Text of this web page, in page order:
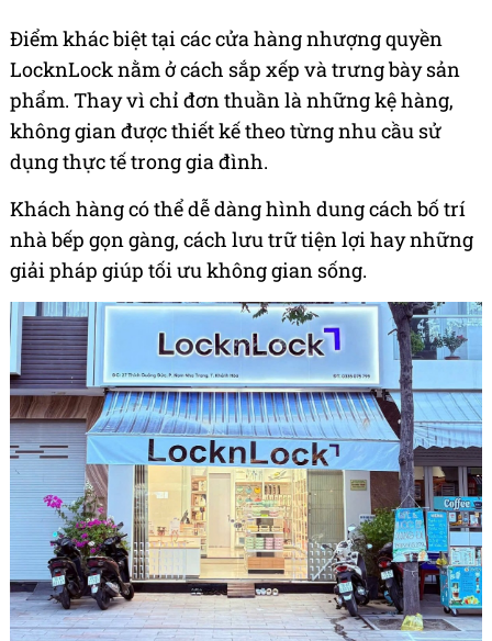
Điểm khác biệt tại các cửa hàng nhượng quyền
LocknLock nằm ở cách sắp xếp và trưng bày sản
phẩm. Thay vì chỉ đơn thuần là những kệ hàng,
không gian được thiết kế theo từng nhu cầu sử
dụng thực tế trong gia đình.
Khách hàng có thể dễ dàng hình dung cách bố trí
nhà bếp gọn gàng, cách lưu trữ tiện lợi hay những
giải pháp giúp tối ưu không gian sống.